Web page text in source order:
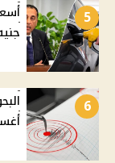
5
جنيه
6